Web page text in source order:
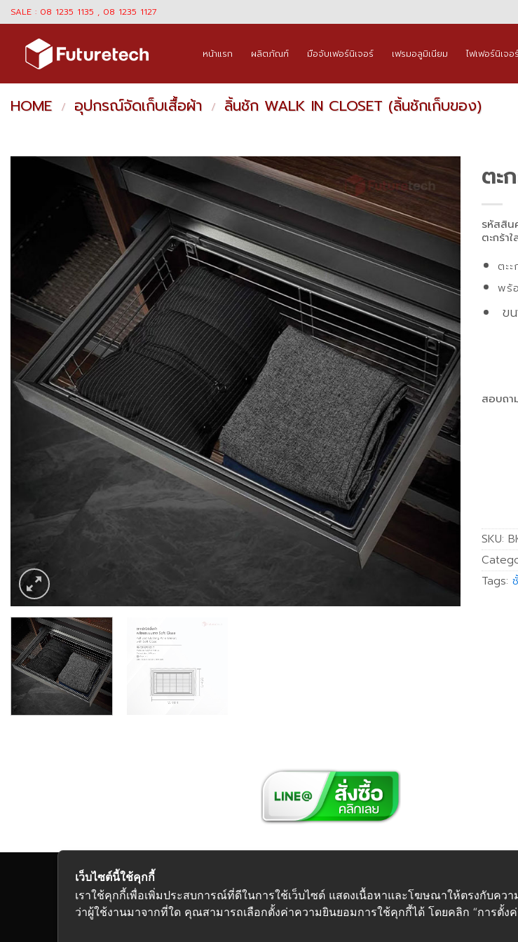
Skip
to
content
SALE : 08 1235 1135 , 08 1235 1127
หน้าแรก ผลิตภัณฑ์ มือจับเฟอร์นิเจอร์ เฟรมอลูมิเนียม ไฟเฟอร์นิเจอ
HOME / อุปกรณ์จัดเก็บเสื้อผ้า / ลิ้นชัก WALK IN CLOSET (ลิ้นชักเก็บของ)
ตะ
รหัสสิน
ตะกร้า
ตะ
พร้
ข
สอบถา
SKU:
Tags:
Copyright 2026 © Futuretech Intermarketing Co.,
เว็บไซต์นี้ใช้คุกกี้
เราใช้คุกกี้เพื่อเพิ่มประสบการณ์ที่ดีในการใช้เว็บไซต์ แสดงเนื้อหาและโฆษณาให้ตรงกับควา
ว่าผู้ใช้งานมาจากที่ใด คุณสามารถเลือกตั้งค่าความยินยอมการใช้คุกกี้ได้ โดยคลิก “การตั้ง